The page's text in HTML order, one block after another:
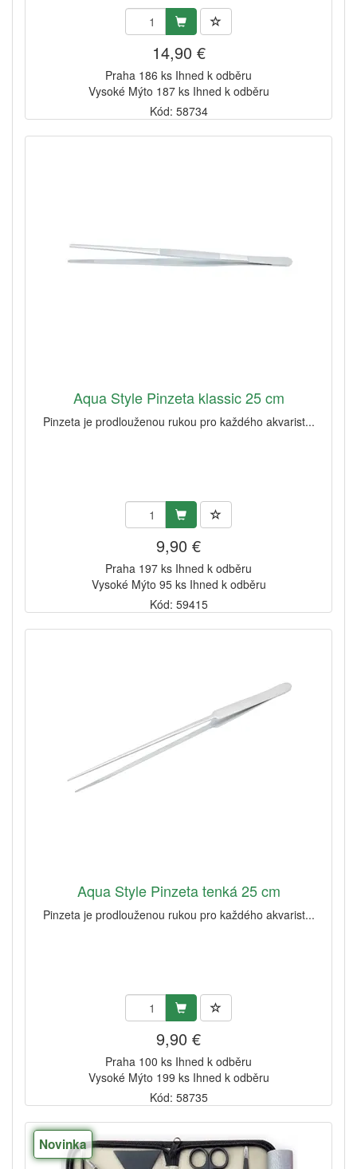
14,90 €
Praha 186 ks Ihned k odběru
Vysoké Mýto 187 ks Ihned k odběru
Kód: 58734
Aqua Style Pinzeta klassic 25 cm
Pinzeta je prodlouženou rukou pro každého akvarist...
9,90 €
Praha 197 ks Ihned k odběru
Vysoké Mýto 95 ks Ihned k odběru
Kód: 59415
Aqua Style Pinzeta tenká 25 cm
Pinzeta je prodlouženou rukou pro každého akvarist...
9,90 €
Praha 100 ks Ihned k odběru
Vysoké Mýto 199 ks Ihned k odběru
Kód: 58735
Novinka